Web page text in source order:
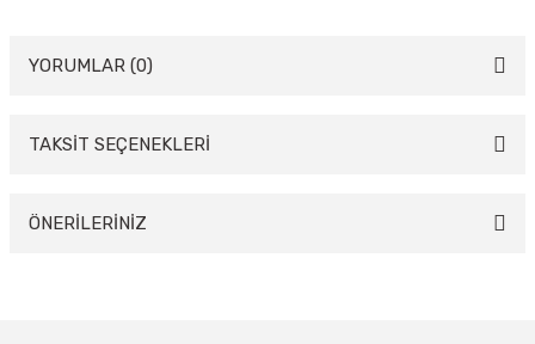
YORUMLAR (0)
Bu ürüne ilk yorumu siz yapın!
TAKSİT SEÇENEKLERİ
ÖNERİLERİNİZ